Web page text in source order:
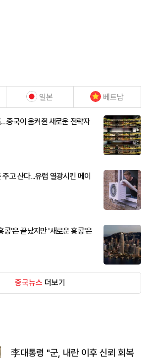
일본 베트남
중국이 움켜쥔 새로운 전략자
고 산다...유럽 열광시킨 메이
콩'은 끝났지만 '새로운 홍콩'은
중국뉴스 더보기
李대통령 "군, 내란 이후 신뢰 회복